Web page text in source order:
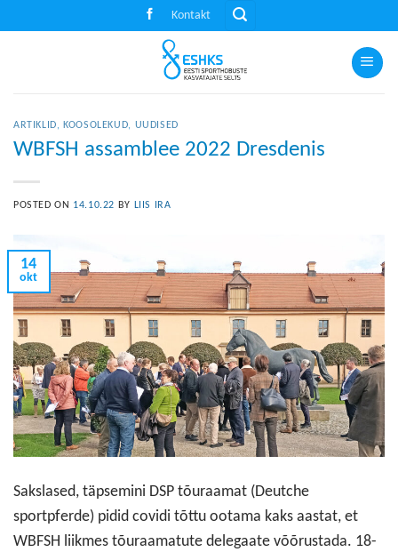
to
Kontakt
ARTIKLID, KOOSOLEKUD, UUDISED
WBFSH assamblee 2022 Dresdenis
POSTED ON 14.10.22 BY LIIS IRA
14
okt
Sakslased, täpsemini DSP tõuraamat (Deutche
sportpferde) pidid covidi tõttu ootama kaks aastat, et
WBFSH liikmes tõuraamatute delegaate võõrustada. 18-